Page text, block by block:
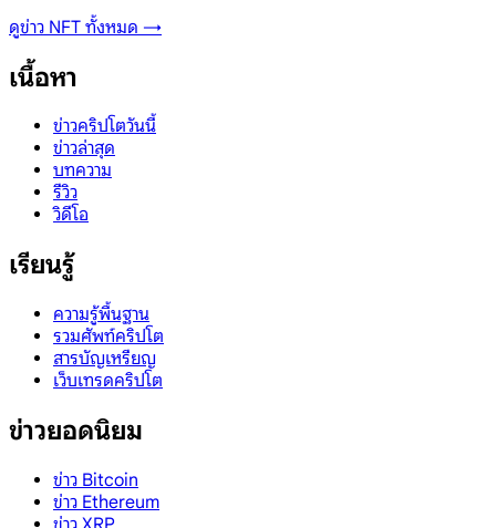
ดูข่าว NFT ทั้งหมด →
เนื้อหา
ข่าวคริปโตวันนี้
ข่าวล่าสุด
บทความ
รีวิว
วิดีโอ
เรียนรู้
ความรู้พื้นฐาน
รวมศัพท์คริปโต
สารบัญเหรียญ
เว็บเทรดคริปโต
ข่าวยอดนิยม
ข่าว Bitcoin
ข่าว Ethereum